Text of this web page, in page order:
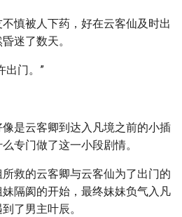
慎被人下药，好在云客仙及时出
迷了数天。
出门。”
是云客卿到达入凡境之前的小插
专门做了这一小段剧情。
救的云客卿与云客仙为了出门的
隔阂的开始，最终妹妹负气入凡
了男主叶辰。